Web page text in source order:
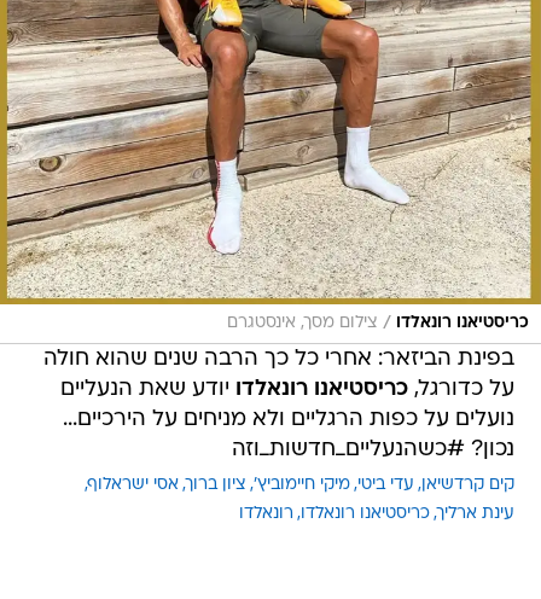
כריסטיאנו רונאלדו / צילום מסך, אינסטגרם
בפינת הביזאר: אחרי כל כך הרבה שנים שהוא חולה
על כדורגל,כריסטיאנו רונאלדו יודע שאת הנעליים
נועלים על כפות הרגליים ולא מניחים על הירכיים...
נכון? #כשהנעליים_חדשות_וזה
קים קרדשיאן עדי ביטי מיקי חיימוביץ' ציון ברוך אסי ישראלוף
עינת ארליך כריסטיאנו רונאלדו רונאלדו